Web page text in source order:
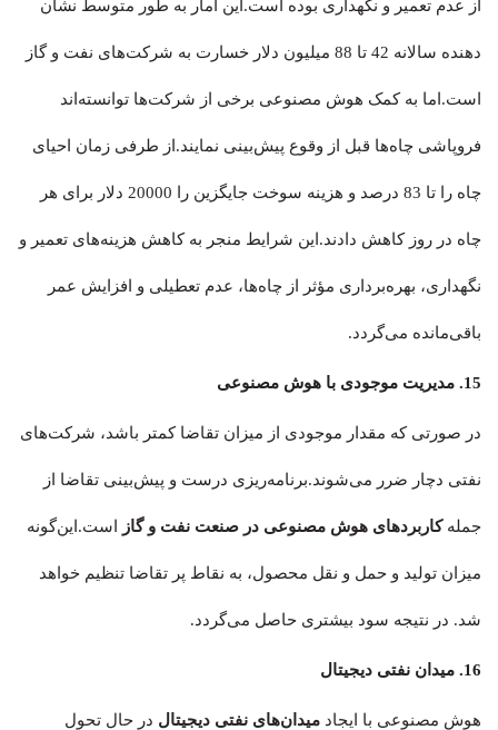
از عدم تعمیر و نگهداری بوده است.این آمار به طور متوسط نشان
دهنده ​​سالانه 42 تا 88 میلیون دلار خسارت به شرکت‌های نفت و گاز
است.اما به کمک هوش مصنوعی برخی از شرکت‌ها توانسته‌اند
فروپاشی چاه‌ها قبل از وقوع پیش‌بینی نمایند.از طرفی زمان احیای
چاه را تا 83 درصد و هزینه سوخت جایگزین را 20000 دلار برای هر
چاه در روز کاهش دادند.این شرایط منجر به کاهش هزینه‌های تعمیر و
نگهداری، بهره‌برداری مؤثر از چاه‌ها، عدم تعطیلی‌ و افزایش عمر
باقی‌مانده می‌گردد.
15. مدیریت موجودی با هوش مصنوعی
در صورتی که مقدار موجودی از میزان تقاضا کمتر باشد، شرکت‌های
نفتی دچار ضرر می‌شوند.برنامه‌ریزی درست و پیش‌بینی تقاضا از
جملهکاربردهای هوش مصنوعی در صنعت نفت و گاز است.این‌گونه
میزان تولید و حمل و نقل محصول، به نقاط پر تقاضا تنظیم خواهد
شد. در نتیجه سود بیشتری حاصل می‌گردد.
16. میدان نفتی دیجیتال
هوش مصنوعی با ایجاد میدان‌های نفتی دیجیتال در حال تحول